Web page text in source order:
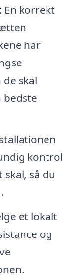
En korrekt
har
skal
bedste
kontrol
så du
et lokalt
og